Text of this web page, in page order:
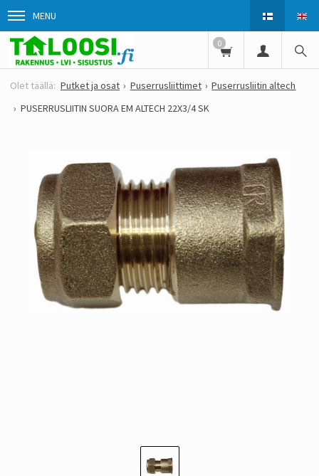
MENU
0
Putket ja osat Puserrusliittimet
Puserrusliitin altech
PUSERRUSLIITIN SUORA EM ALTECH 22X3/4 SK